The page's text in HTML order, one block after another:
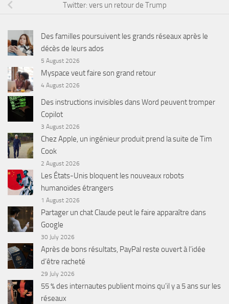
Twitter: vers un retour de Trump
Des familles poursuivent les grands réseaux après le
décès de leurs ados
5 August 2026
Myspace veut faire son grand retour
4 August 2026
Des instructions invisibles dans Word peuvent tromper
Copilot
3 August 2026
Chez Apple, un ingénieur produit prend la suite de Tim
Cook
2 August 2026
Les États-Unis bloquent les nouveaux robots
humanoïdes étrangers
1 August 2026
Partager un chat Claude peut le faire apparaître dans
Google
30 July 2026
Après de bons résultats, PayPal reste ouvert à l’idée
d’être racheté
29 July 2026
55 % des internautes publient moins qu’il y a 5 ans sur les
réseaux